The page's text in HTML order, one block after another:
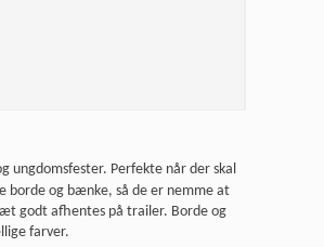
ungdomsfester. Perfekte når der skal
borde og bænke, så de er nemme at
godt afhentes på trailer. Borde og
farver.